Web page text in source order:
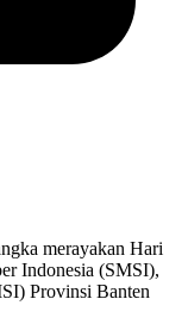
merayakan Hari
Indonesia (SMSI),
Provinsi Banten